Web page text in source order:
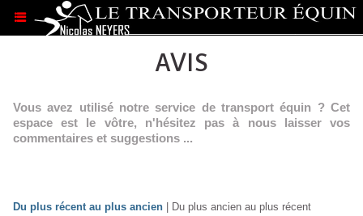
.
AVIS
Vous avez utilisé notre service de transport équin ? Cet
espace est le vôtre, n'hésitez pas à nous laisser vos
commentaires et suggestions ...
Du plus récent au plus ancien
Du plus ancien au plus récent